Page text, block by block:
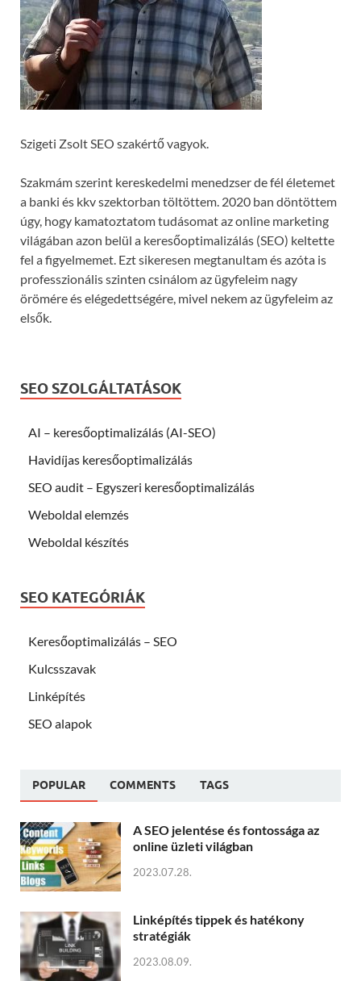
Szigeti Zsolt SEO szakértő vagyok.
Szakmám szerint kereskedelmi menedzser de fél életemet
a banki és kkv szektorban töltöttem. 2020 ban döntöttem
úgy, hogy kamatoztatom tudásomat az online marketing
világában azon belül a keresőoptimalizálás (SEO) keltette
fel a figyelmemet. Ezt sikeresen megtanultam és azóta is
professzionális szinten csinálom az ügyfeleim nagy
örömére és elégedettségére, mivel nekem az ügyfeleim az
elsők.
SEO SZOLGÁLTATÁSOK
AI – keresőoptimalizálás (AI-SEO)
Havidíjas keresőoptimalizálás
SEO audit – Egyszeri keresőoptimalizálás
Weboldal elemzés
Weboldal készítés
SEO KATEGÓRIÁK
Keresőoptimalizálás – SEO
Kulcsszavak
Linképítés
SEO alapok
POPULAR COMMENTS TAGS
A SEO jelentése és fontossága az
online üzleti világban
2023.07.28.
Linképítés tippek és hatékony
stratégiák
2023.08.09.